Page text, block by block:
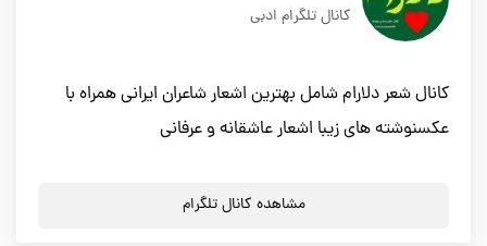
کانال تلگرام ادبی
کانال شعر دلارام شامل بهترین اشعار شاعران ایرانی همراه با
عکسنوشته های زیبا اشعار عاشقانه و عرفانی
مشاهده کانال تلگرام